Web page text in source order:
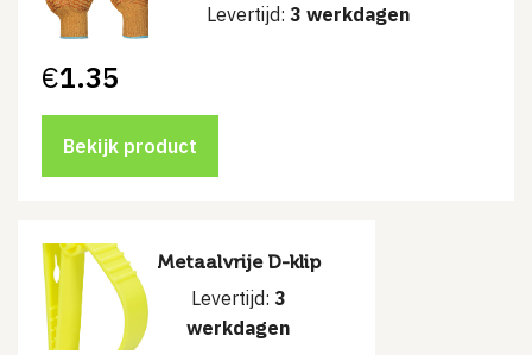
Levertijd: 3 werkdagen
€1.35
Bekijk product
Metaalvrije D-klip
Levertijd: 3
werkdagen